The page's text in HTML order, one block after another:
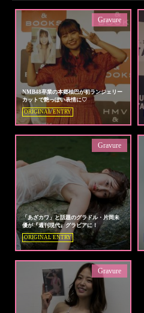
NMB48卒業の本郷柚巴が初ランジェリー
カットで艶っぽい表情に♡
ORIGINAL ENTRY
Gravure
「あざカワ」と話題のグラドル・片岡未
優が『週刊現代』グラビアに！
ORIGINAL ENTRY
Gravure
Gravure